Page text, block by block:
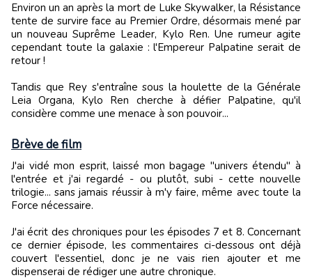
Environ un an après la mort de Luke Skywalker, la Résistance
tente de survire face au Premier Ordre, désormais mené par
un nouveau Suprême Leader, Kylo Ren. Une rumeur agite
cependant toute la galaxie : l'Empereur Palpatine serait de
retour !
Tandis que Rey s'entraîne sous la houlette de la Générale
Leia Organa, Kylo Ren cherche à défier Palpatine, qu'il
considère comme une menace à son pouvoir...
Brève de film
J'ai vidé mon esprit, laissé mon bagage "univers étendu" à
l'entrée et j'ai regardé - ou plutôt, subi - cette nouvelle
trilogie... sans jamais réussir à m'y faire, même avec toute la
Force nécessaire.
J'ai écrit des chroniques pour les épisodes 7 et 8. Concernant
ce dernier épisode, les commentaires ci-dessous ont déjà
couvert l'essentiel, donc je ne vais rien ajouter et me
dispenserai de rédiger une autre chronique.